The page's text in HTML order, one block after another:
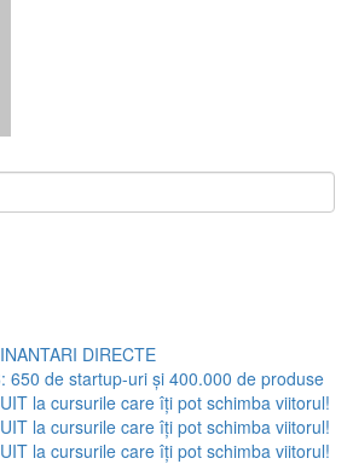
DIRECTE
650 de startup-uri și 400.000 de produse
la cursurile care îți pot schimba viitorul!
la cursurile care îți pot schimba viitorul!
la cursurile care îți pot schimba viitorul!